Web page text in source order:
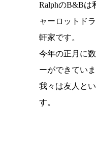
RalphのB&Bは
ャーロットド
軒家です。
今年の正月に
ーができていま
我々は友人と
す。